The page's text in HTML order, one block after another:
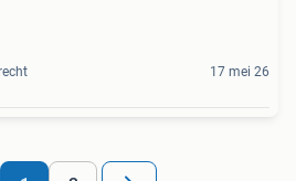
17 mei 26